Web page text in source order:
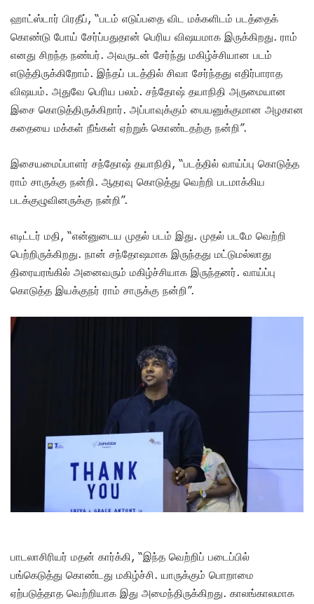
ஹாட்ஸ்டார் பிரதீப், “படம் எடுப்பதை விட மக்களிடம் படத்தைக்
கொண்டு போய் சேர்ப்பதுதான் பெரிய விஷயமாக இருக்கிறது. ராம்
எனது சிறந்த நண்பர். அவருடன் சேர்ந்து மகிழ்ச்சியான படம்
எடுத்திருக்கிறோம். இந்தப் படத்தில் சிவா சேர்ந்தது எதிர்பாராத
விஷயம். அதுவே பெரிய பலம். சந்தோஷ் தயாநிதி அருமையான
இசை கொடுத்திருக்கிறார். அப்பாவுக்கும் பையனுக்குமான அழகான
கதையை மக்கள் நீங்கள் ஏற்றுக் கொண்டதற்கு நன்றி”.
இசையமைப்பாளர் சந்தோஷ் தயாநிதி, “படத்தில் வாய்ப்பு கொடுத்த
ராம் சாருக்கு நன்றி. ஆதரவு கொடுத்து வெற்றி படமாக்கிய
படக்குழுவினருக்கு நன்றி”.
எடிட்டர் மதி, “என்னுடைய முதல் படம் இது. முதல் படமே வெற்றி
பெற்றிருக்கிறது. நான் சந்தோஷமாக இருந்தது மட்டுமல்லாது
திரையரங்கில் அனைவரும் மகிழ்ச்சியாக இருந்தனர். வாய்ப்பு
கொடுத்த இயக்குநர் ராம் சாருக்கு நன்றி”.
பாடலாசிரியர் மதன் கார்க்கி, “இந்த வெற்றிப் படைப்பில்
பங்கெடுத்து கொண்டது மகிழ்ச்சி. யாருக்கும் பொறாமை
ஏற்படுத்தாத வெற்றியாக இது அமைந்திருக்கிறது. காலங்காலமாக